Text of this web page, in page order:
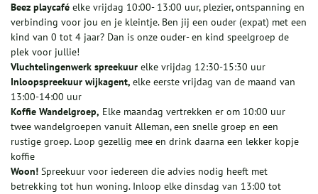
Beez playcafé elke vrijdag 10:00- 13:00 uur, plezier, ontspanning en
verbinding voor jou en je kleintje. Ben jij een ouder (expat) met een
kind van 0 tot 4 jaar? Dan is onze ouder- en kind speelgroep de
plek voor jullie!
Vluchtelingenwerk spreekuur elke vrijdag 12:30-15:30 uur
Inloopspreekuur wijkagent, elke eerste vrijdag van de maand van
13:00-14:00 uur
Koffie Wandelgroep, Elke maandag vertrekken er om 10:00 uur
twee wandelgroepen vanuit Alleman, een snelle groep en een
rustige groep. Loop gezellig mee en drink daarna een lekker kopje
koffie
Woon! Spreekuur voor iedereen die advies nodig heeft met
betrekking tot hun woning. Inloop elke dinsdag van 13:00 tot